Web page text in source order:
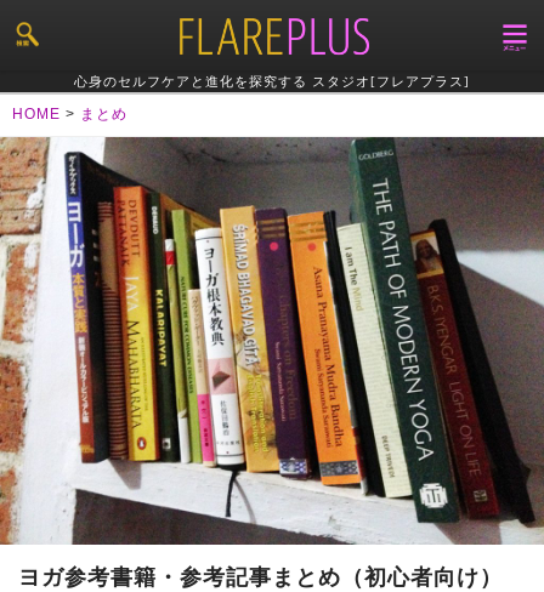
心身のセルフケアと進化を探究する スタジオ[フレアプラス]
HOME > まとめ
ヨガ参考書籍・参考記事まとめ（初心者向け）